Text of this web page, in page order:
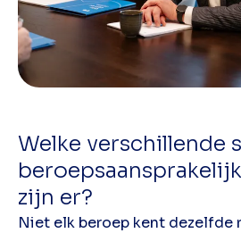
Welke verschillende
zijn er?
Niet elk beroep kent dezelfde